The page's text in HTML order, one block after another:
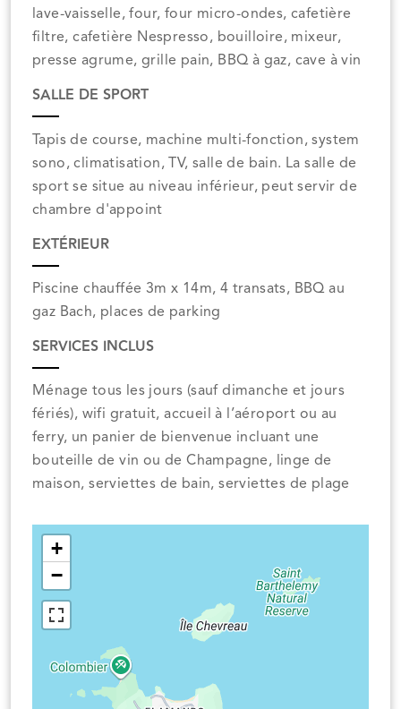
lave-vaisselle, four, four micro-ondes, cafetière
filtre, cafetière Nespresso, bouilloire, mixeur,
presse agrume, grille pain, BBQ à gaz, cave à vin
SALLE DE SPORT
Tapis de course, machine multi-fonction, system
sono, climatisation, TV, salle de bain. La salle de
sport se situe au niveau inférieur, peut servir de
chambre d'appoint
EXTÉRIEUR
Piscine chauffée 3m x 14m, 4 transats, BBQ au
gaz Bach, places de parking
SERVICES INCLUS
Ménage tous les jours (sauf dimanche et jours
fériés), wifi gratuit, accueil à l’aéroport ou au
ferry, un panier de bienvenue incluant une
bouteille de vin ou de Champagne, linge de
maison, serviettes de bain, serviettes de plage
+
−